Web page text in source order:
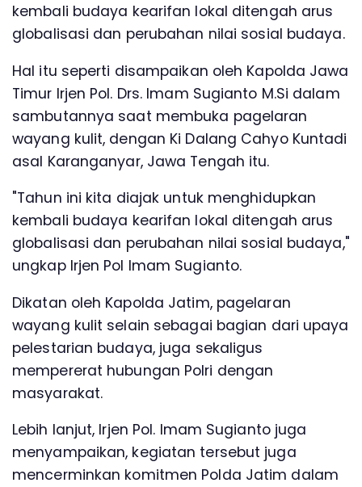
kembali budaya kearifan lokal ditengah arus
globalisasi dan perubahan nilai sosial budaya.
Hal itu seperti disampaikan oleh Kapolda Jawa
Timur Irjen Pol. Drs. Imam Sugianto M.Si dalam
sambutannya saat membuka pagelaran
wayang kulit, dengan Ki Dalang Cahyo Kuntadi
asal Karanganyar, Jawa Tengah itu.
"Tahun ini kita diajak untuk menghidupkan
kembali budaya kearifan lokal ditengah arus
globalisasi dan perubahan nilai sosial budaya,"
ungkap Irjen Pol Imam Sugianto.
Dikatan oleh Kapolda Jatim, pagelaran
wayang kulit selain sebagai bagian dari upaya
pelestarian budaya, juga sekaligus
mempererat hubungan Polri dengan
masyarakat.
Lebih lanjut, Irjen Pol. Imam Sugianto juga
menyampaikan, kegiatan tersebut juga
mencerminkan komitmen Polda Jatim dalam